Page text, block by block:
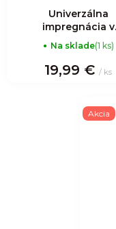
Univerzálna
impregnácia v
spreji
Na sklade(1 ks)
19,99 € / ks
Akcia